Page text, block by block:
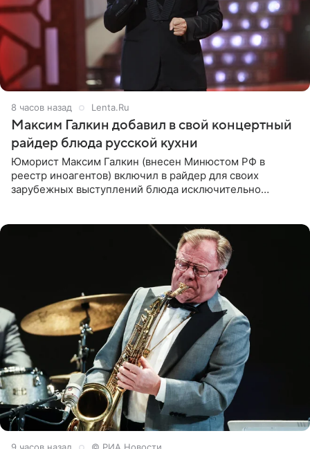
8 часов назад Lenta.Ru
Максим Галкин добавил в свой концертный
райдер блюда русской кухни
Юморист Максим Галкин (внесен Минюстом РФ в
реестр иноагентов) включил в райдер для своих
зарубежных выступлений блюда исключительно